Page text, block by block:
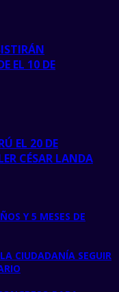
EL 10 DE
EL 20 DE
CÉSAR LANDA
Y 5 MESES DE
CIUDADANÍA SEGUIR